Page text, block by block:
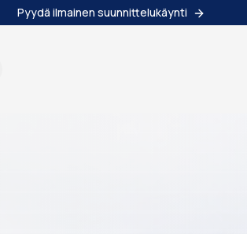
Pyydä ilmainen suunnittelukäynti